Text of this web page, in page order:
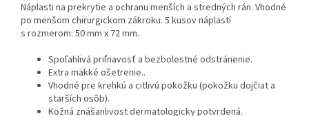
Náplasti na prekrytie a ochranu menších a stredných rán. Vhodné
po menšom chirurgickom zákroku. 5 kusov náplastí
s rozmerom: 50 mm x 72 mm.
Spoľahlivá priľnavosť a bezbolestné odstránenie.
Extra mäkké ošetrenie..
Vhodné pre krehkú a citlivú pokožku (pokožku dojčiat a
starších osôb).
Kožná znášanlivost dermatologicky potvrdená.